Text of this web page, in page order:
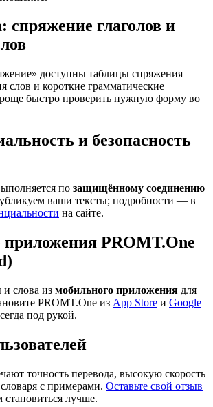
спряжение глаголов и
доступны таблицы спряжения
слов и короткие грамматические
быстро проверить нужную форму во
и безопасность
по защищённому соединению
ваши тексты; подробности — в
на сайте.
PROMT.One
и слова из мобильного приложения для
PROMT.One из App Store и Google
под рукой.
точность перевода, высокую скорость
с примерами. Оставьте свой отзыв
лучше.